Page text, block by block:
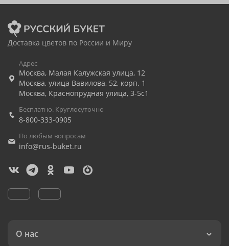
Доставка цветов по России и Миру
Адрес
Москва, Малая Калужская улица, 12
Москва, улица Вавилова, 52, корп. 1
Москва, Краснопрудная улица, 3-5с1
Бесплатно. Круглосуточно
8-800-333-0905
По любым вопросам
info@rus-buket.ru
О нас